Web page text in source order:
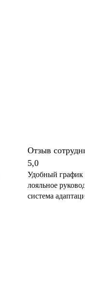
Отзыв
5,0
Удобный график
лояльное
система